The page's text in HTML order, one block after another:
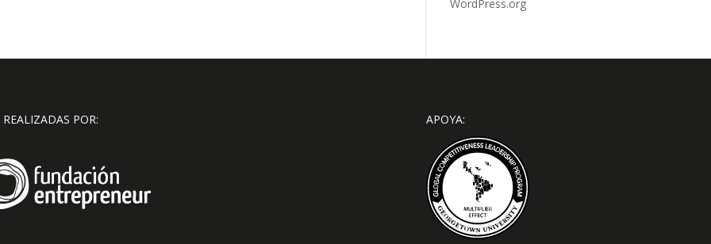
WordPress.org
POR: APOYA: